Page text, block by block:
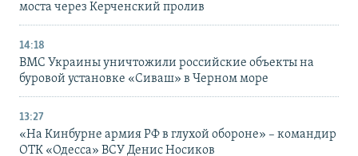
моста через Керченский пролив
14:18
ВМС Украины уничтожили российские объекты на
буровой установке «Сиваш» в Черном море
13:27
«На Кинбурне армия РФ в глухой обороне» – командир
ОТК «Одесса» ВСУ Денис Носиков